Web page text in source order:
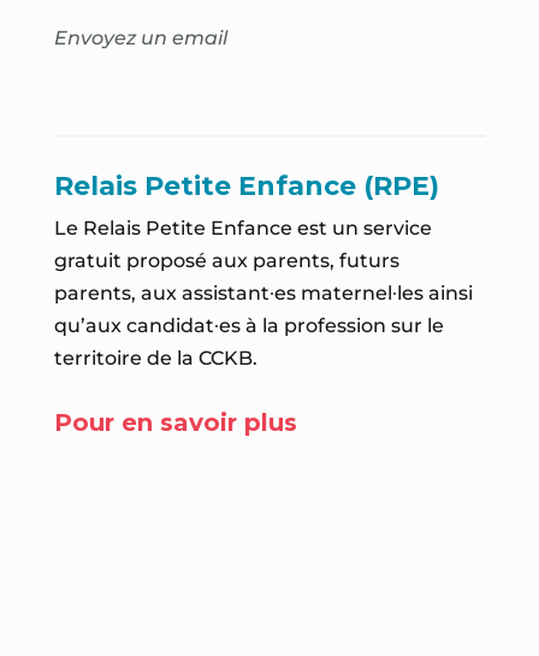
Envoyez un email
Relais Petite Enfance (RPE)
Le Relais Petite Enfance est un service
gratuit proposé aux parents, futurs
parents, aux assistant∙es maternel∙les ainsi
qu’aux candidat∙es à la profession sur le
territoire de la CCKB.
Pour en savoir plus